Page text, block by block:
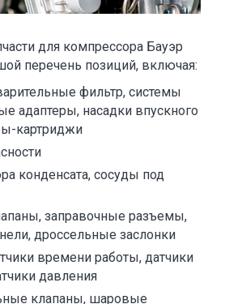
для компрессора Бауэр
перечень позиций, включая:
фильтр, системы
адаптеры, насадки впускного
картриджи
конденсата, сосуды под
заправочные разъемы,
дроссельные заслонки
времени работы, датчики
давления
клапаны, шаровые